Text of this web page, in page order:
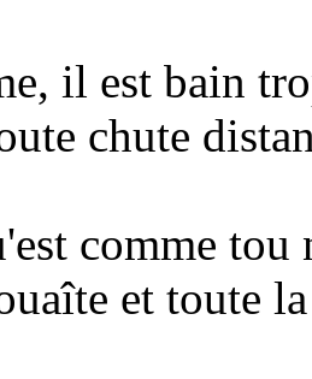
il est bain
chute
comme
et toute